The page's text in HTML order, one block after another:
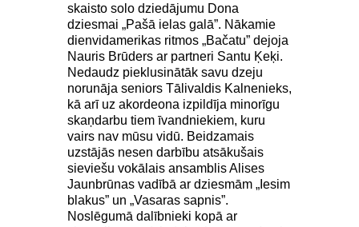
skaisto solo dziedājumu Dona
dziesmai „Pašā ielas galā”. Nākamie
dienvidamerikas ritmos „Bačatu” dejoja
Nauris Brūders ar partneri Santu Ķeķi.
Nedaudz pieklusinātāk savu dzeju
norunāja seniors Tālivaldis Kalnenieks,
kā arī uz akordeona izpildīja minorīgu
skaņdarbu tiem īvandniekiem, kuru
vairs nav mūsu vidū. Beidzamais
uzstājās nesen darbību atsākušais
sieviešu vokālais ansamblis Alises
Jaunbrūnas vadībā ar dziesmām „Iesim
blakus” un „Vasaras sapnis”.
Noslēgumā dalībnieki kopā ar